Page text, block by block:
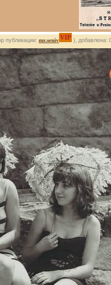
публикации: mr.senivVIP ), добавлена: